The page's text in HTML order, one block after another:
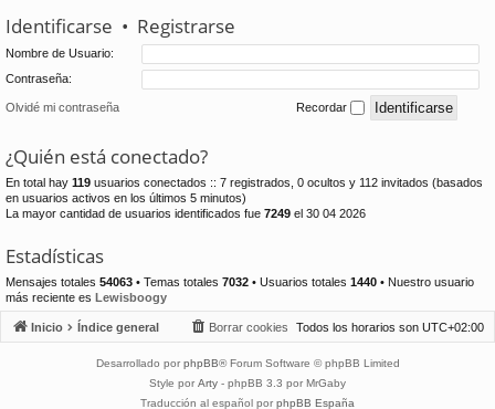
Identificarse • Registrarse
Nombre de Usuario:
Contraseña:
Olvidé mi contraseña Recordar
¿Quién está conectado?
En total hay 119 usuarios conectados :: 7 registrados, 0 ocultos y 112 invitados (basados
en usuarios activos en los últimos 5 minutos)
La mayor cantidad de usuarios identificados fue 7249 el 30 04 2026
Estadísticas
Mensajes totales 54063 • Temas totales 7032 • Usuarios totales 1440 • Nuestro usuario
más reciente es Lewisboogy
Inicio Índice general Todos los horarios son UTC+02:00
Borrar cookies
Desarrollado por phpBB® Forum Software © phpBB Limited
Style por Arty - phpBB 3.3 por MrGaby
Traducción al español por phpBB España